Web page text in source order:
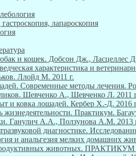
лапароскопия
и кошек. Добсон Дж., Ласцеллес
характеристика и
Ллойд М. 2011 г.
Современные методы лечения.
Шевченко А., Шевченко Л. 2011
и ковка лошадей. Кербер Х.-Д. 2016
жизнедеятельности. Практикум.
Ганулич А.А., Ползунова А.М. 2013
диагностике.
и анальгезия мелких домашних
животных.